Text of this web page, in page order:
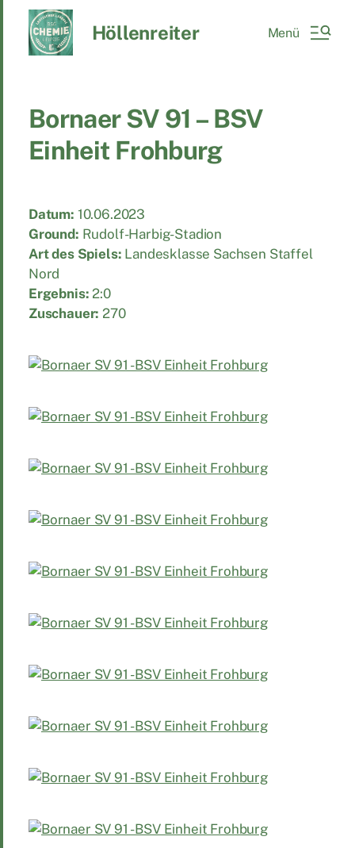
Höllenreiter Menü
Bornaer SV 91 – BSV
Einheit Frohburg
Datum: 10.06.2023
Ground: Rudolf-Harbig-Stadion
Art des Spiels: Landesklasse Sachsen Staffel
Nord
Ergebnis: 2:0
Zuschauer: 270